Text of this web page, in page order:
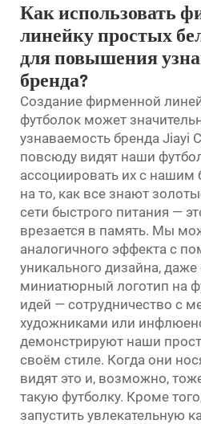
Как использовать
линейку простых
для повышения
бренда?
Создание фирменной
футболок может
узнаваемость бренда Jiayi
повсюду видят наши
ассоциировать их с
на то, как все знают
сети быстрого питания —
врезается в память. Мы
аналогичного эффекта с
уникального дизайна,
миниатюрный логотип на
идей — сотрудничество с
художниками или
демонстрируют наши
своём стиле. Когда они
видят это и, возможно,
такую футболку. Кроме
запустить увлекательную